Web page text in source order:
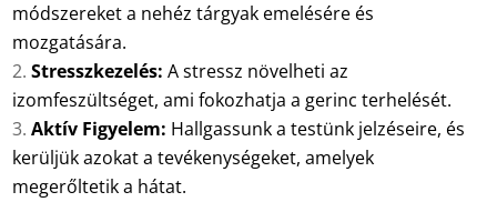
módszereket a nehéz tárgyak emelésére és
mozgatására.
Stresszkezelés: A stressz növelheti az
izomfeszültséget, ami fokozhatja a gerinc terhelését.
Aktív Figyelem: Hallgassunk a testünk jelzéseire, és
kerüljük azokat a tevékenységeket, amelyek
megerőltetik a hátat.